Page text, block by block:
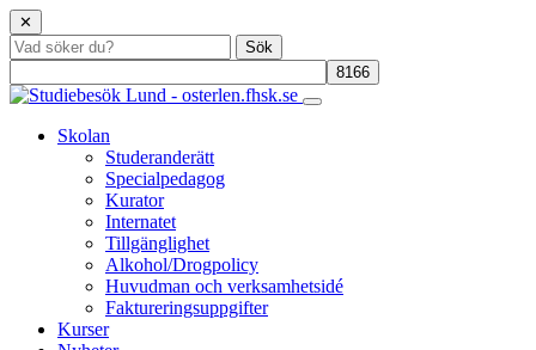
✕
Skolan
Studeranderätt
Specialpedagog
Kurator
Internatet
Tillgänglighet
Alkohol/Drogpolicy
Huvudman och verksamhetsidé
Faktureringsuppgifter
Kurser